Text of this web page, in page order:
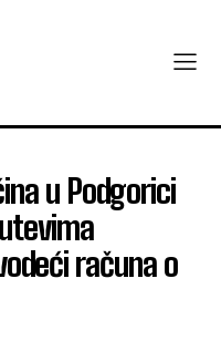
u Podgorici
računa o